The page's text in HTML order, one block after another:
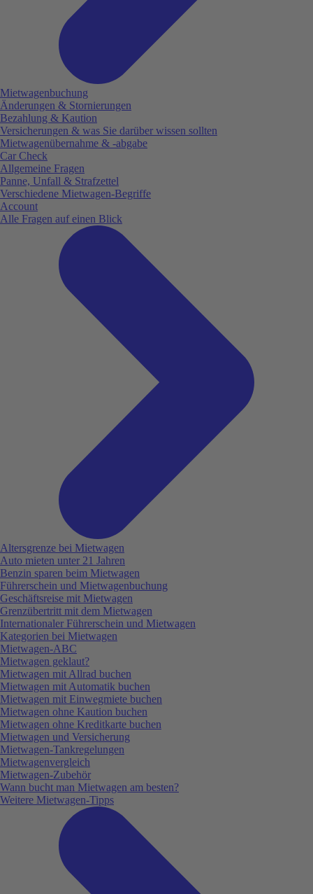
Mietwagenbuchung
Änderungen & Stornierungen
Bezahlung & Kaution
Versicherungen & was Sie darüber wissen sollten
Mietwagenübernahme & -abgabe
Car Check
Allgemeine Fragen
Panne, Unfall & Strafzettel
Verschiedene Mietwagen-Begriffe
Account
Alle Fragen auf einen Blick
Altersgrenze bei Mietwagen
Auto mieten unter 21 Jahren
Benzin sparen beim Mietwagen
Führerschein und Mietwagenbuchung
Geschäftsreise mit Mietwagen
Grenzübertritt mit dem Mietwagen
Internationaler Führerschein und Mietwagen
Kategorien bei Mietwagen
Mietwagen-ABC
Mietwagen geklaut?
Mietwagen mit Allrad buchen
Mietwagen mit Automatik buchen
Mietwagen mit Einwegmiete buchen
Mietwagen ohne Kaution buchen
Mietwagen ohne Kreditkarte buchen
Mietwagen und Versicherung
Mietwagen-Tankregelungen
Mietwagenvergleich
Mietwagen-Zubehör
Wann bucht man Mietwagen am besten?
Weitere Mietwagen-Tipps